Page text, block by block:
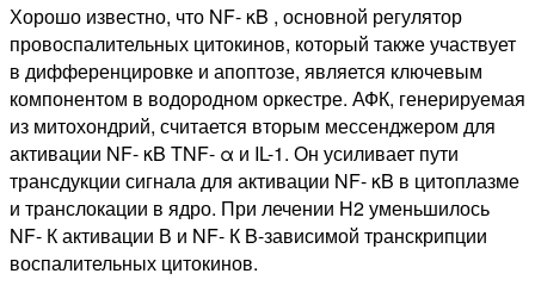
Хорошо известно, что NF- κB , основной регулятор
провоспалительных цитокинов, который также участвует
в дифференцировке и апоптозе, является ключевым
компонентом в водородном оркестре. АФК, генерируемая
из митохондрий, считается вторым мессенджером для
активации NF- κB TNF- α и IL-1. Он усиливает пути
трансдукции сигнала для активации NF- κB в цитоплазме
и транслокации в ядро. При лечении Н2 уменьшилось
NF- К активации В и NF- К B-зависимой транскрипции
воспалительных цитокинов.